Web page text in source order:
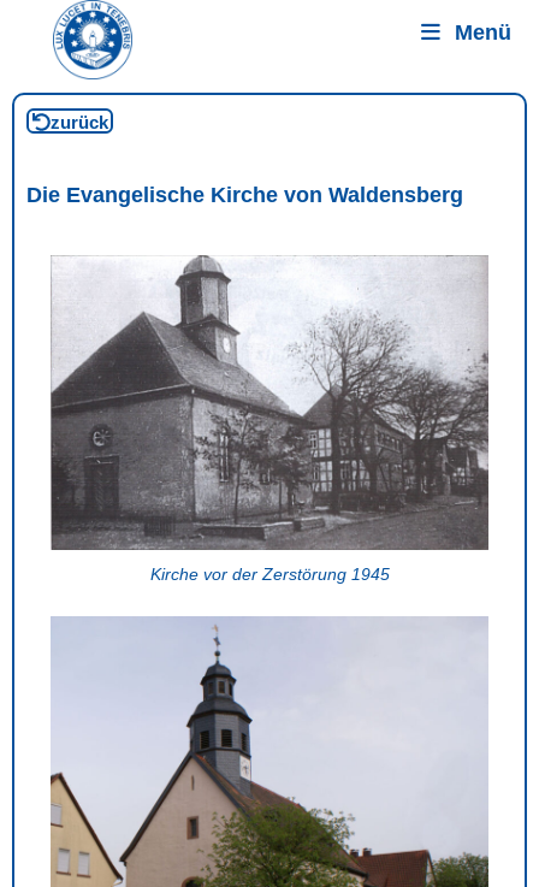
Menü
zurück
Die Evangelische Kirche von Waldensberg
Kirche vor der Zerstörung 1945